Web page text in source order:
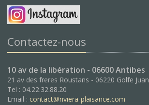
Contactez-nous
10 av de la libération - 06600 Antibes
21 av des freres Roustans - 06220 Golfe Juan
Tel : 04.22.32.88.20
Email : contact@riviera-plaisance.com